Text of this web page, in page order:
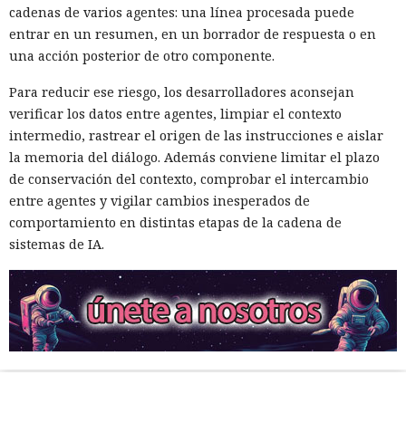
cadenas de varios agentes: una línea procesada puede
entrar en un resumen, en un borrador de respuesta o en
una acción posterior de otro componente.
Para reducir ese riesgo, los desarrolladores aconsejan
verificar los datos entre agentes, limpiar el contexto
intermedio, rastrear el origen de las instrucciones e aislar
la memoria del diálogo. Además conviene limitar el plazo
de conservación del contexto, comprobar el intercambio
entre agentes y vigilar cambios inesperados de
comportamiento en distintas etapas de la cadena de
sistemas de IA.